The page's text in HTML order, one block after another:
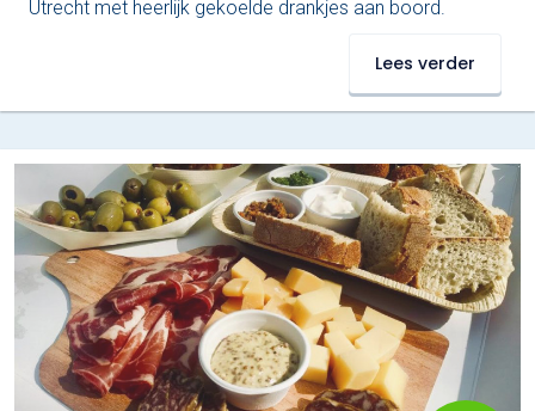
Utrecht met heerlijk gekoelde drankjes aan boord.
Lees verder